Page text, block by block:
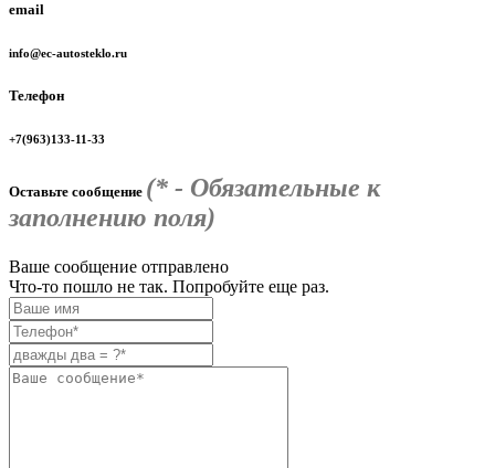
email
info@ec-autosteklo.ru
Телефон
+7(963)133-11-33
Оставьте сообщение (* - Обязательные к
заполнению поля)
Ваше сообщение отправлено
Что-то пошло не так. Попробуйте еще раз.